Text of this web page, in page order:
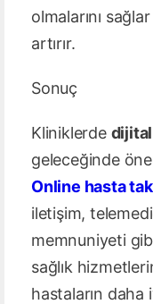
olmalarını
artırır.
Sonuç
Kliniklerde
geleceğinde
Online hasta
iletişim,
memnuniyeti
sağlık
hastaların daha